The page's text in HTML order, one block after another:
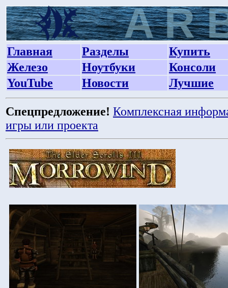
Главная Разделы
Купить
Железо
Ноутбуки
Консоли
YouTube
Новости Лучшие
Спецпредложение! Комплексная
игры или проекта